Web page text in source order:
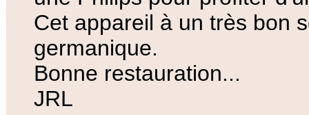
Cet appareil à un très bon
germanique.
Bonne restauration...
JRL